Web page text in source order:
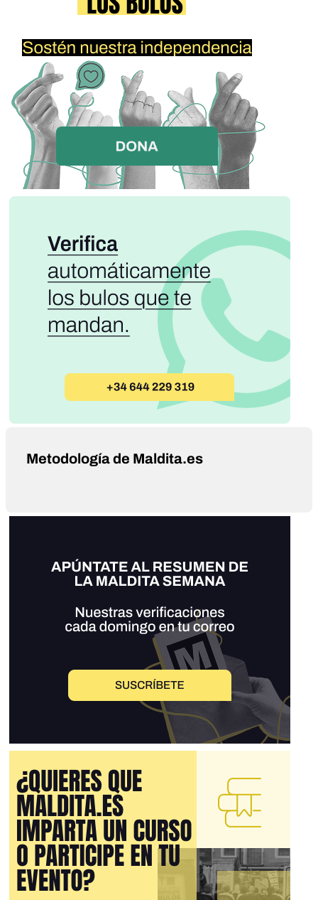
Metodología de Maldita.es